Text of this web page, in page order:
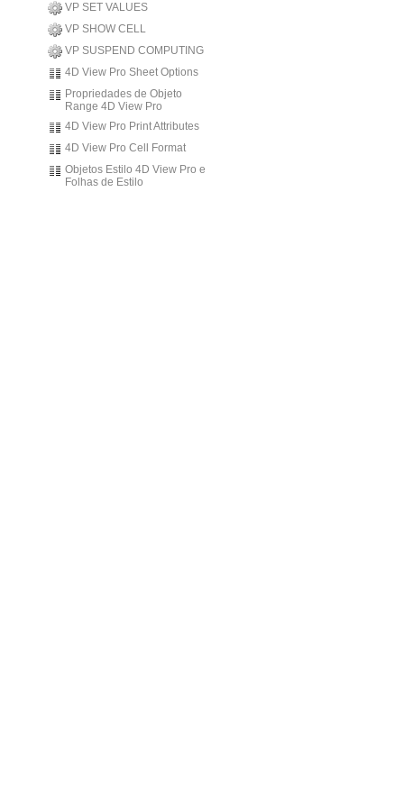
VP SET VALUES
VP SHOW CELL
VP SUSPEND COMPUTING
4D View Pro Sheet Options
Propriedades de Objeto
Range 4D View Pro
4D View Pro Print Attributes
4D View Pro Cell Format
Objetos Estilo 4D View Pro e
Folhas de Estilo